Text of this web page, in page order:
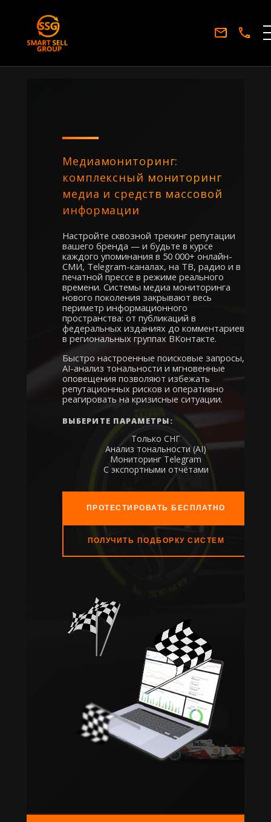
Медиамониторинг:
комплексный мониторинг
медиа и средств массовой
информации
Настройте сквозной трекинг репутации
вашего бренда — и будьте в курсе
каждого упоминания в 50 000+ онлайн-
СМИ, Telegram-каналах, на ТВ, радио и в
печатной прессе в режиме реального
времени. Системы медиа мониторинга
нового поколения закрывают весь
периметр информационного
пространства: от публикаций в
федеральных изданиях до комментариев
в региональных группах ВКонтакте.
Быстро настроенные поисковые запросы,
AI-анализ тональности и мгновенные
оповещения позволяют избежать
репутационных рисков и оперативно
реагировать на кризисные ситуации.
ВЫБЕРИТЕ ПАРАМЕТРЫ:
Только СНГ
Анализ тональности (AI)
Мониторинг Telegram
С экспортными отчётами
ПРОТЕСТИРОВАТЬ БЕСПЛАТНО
ПОЛУЧИТЬ ПОДБОРКУ СИСТЕМ